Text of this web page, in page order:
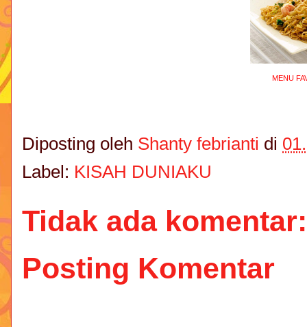
MENU
Diposting oleh Shanty febrianti di
Label: KISAH DUNIAKU
Tidak ada komentar:
Posting Komentar